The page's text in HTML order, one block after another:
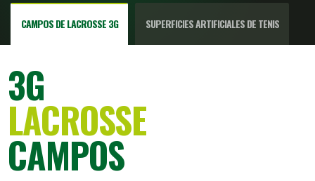
CAMPOS DE LACROSSE 3G SUPERFICIES ARTIFICIALES DE TENIS
3G
LACROSSE
CAMPOS